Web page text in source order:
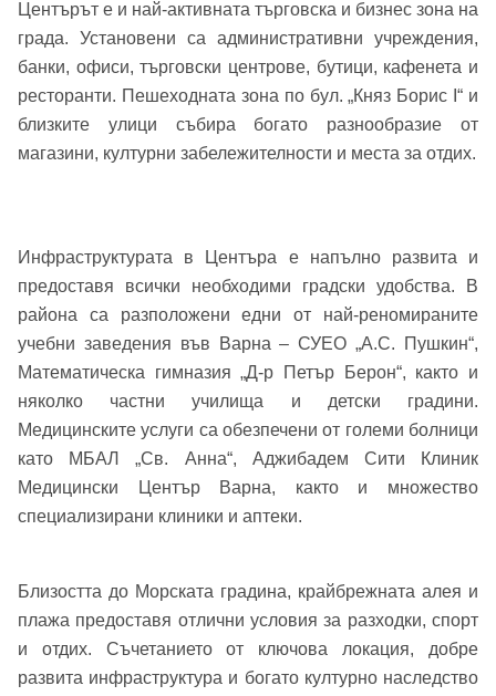
Вход Регистрация
Имейл Адрес
Забравена парола?
Вход
Вход като гост
или използвай профил
Вход с Facebook
Центърът е и най-активната търговска и бизнес зона на
града. Установени са административни учреждения,
банки, офиси, търговски центрове, бутици, кафенета и
ресторанти. Пешеходната зона по бул. „Княз Борис I“ и
близките улици събира богато разнообразие от
магазини, културни забележителности и места за отдих.
Инфраструктурата в Центъра е напълно развита и
предоставя всички необходими градски удобства. В
района са разположени едни от най-реномираните
учебни заведения във Варна – СУЕО „А.С. Пушкин“,
Математическа гимназия „Д-р Петър Берон“, както и
няколко частни училища и детски градини.
Медицинските услуги са обезпечени от големи болници
като МБАЛ „Св. Анна“, Аджибадем Сити Клиник
Медицински Център Варна, както и множество
специализирани клиники и аптеки.
Близостта до Морската градина, крайбрежната алея и
плажа предоставя отлични условия за разходки, спорт
и отдих. Съчетанието от ключова локация, добре
развита инфраструктура и богато културно наследство
Име*
Имейл адрес*
Вашето запитване стигна до нас. Ще
се обадим възможно най-бързо.